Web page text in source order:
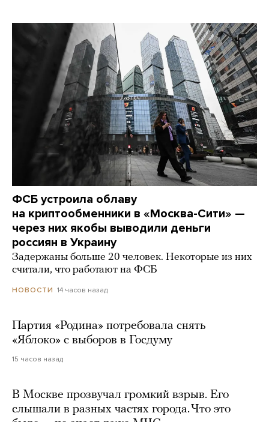
ФСБ устроила облаву
на криптообменники в «Москва-Сити» —
через них якобы выводили деньги
россиян в Украину
Задержаны больше 20 человек. Некоторые из них
считали, что работают на ФСБ
НОВОСТИ 14 часов назад
Партия «Родина» потребовала снять
«Яблоко» с выборов в Госдуму
15 часов назад
В Москве прозвучал громкий взрыв. Его
слышали в разных частях города. Что это